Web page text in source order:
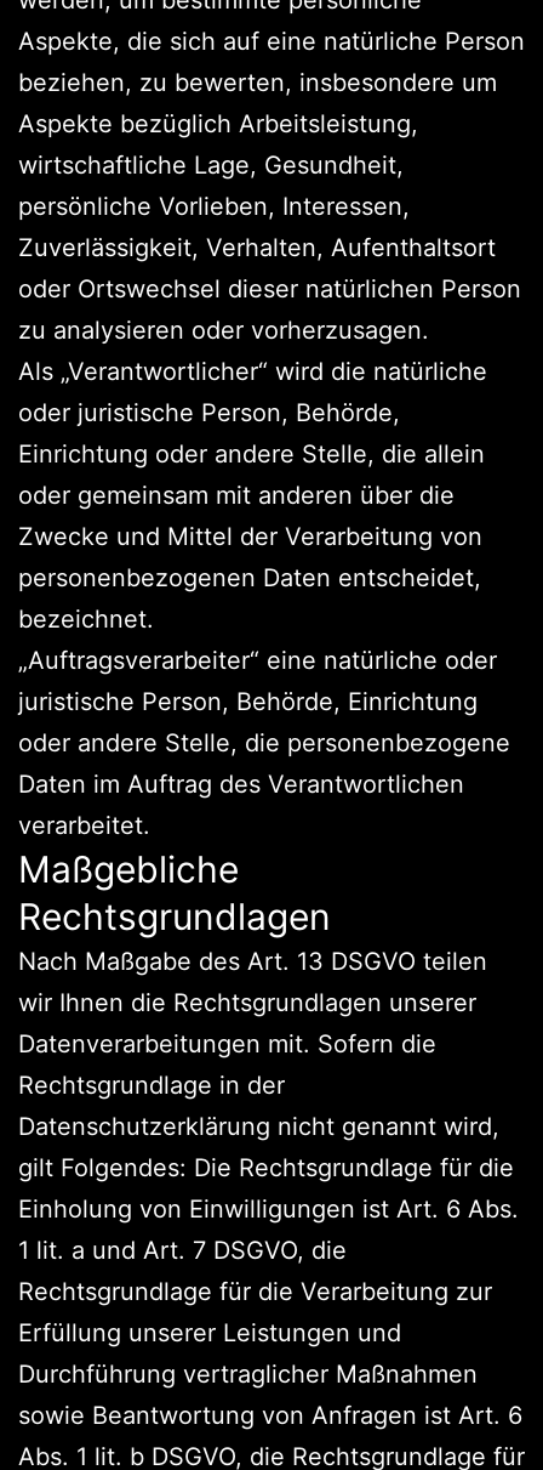
Aspekte, die sich auf eine natürliche Person
beziehen, zu bewerten, insbesondere um
Aspekte bezüglich Arbeitsleistung,
wirtschaftliche Lage, Gesundheit,
persönliche Vorlieben, Interessen,
Zuverlässigkeit, Verhalten, Aufenthaltsort
oder Ortswechsel dieser natürlichen Person
zu analysieren oder vorherzusagen.
Als „Verantwortlicher“ wird die natürliche
oder juristische Person, Behörde,
Einrichtung oder andere Stelle, die allein
oder gemeinsam mit anderen über die
Zwecke und Mittel der Verarbeitung von
personenbezogenen Daten entscheidet,
bezeichnet.
„Auftragsverarbeiter“ eine natürliche oder
juristische Person, Behörde, Einrichtung
oder andere Stelle, die personenbezogene
Daten im Auftrag des Verantwortlichen
verarbeitet.
Maßgebliche
Rechtsgrundlagen
Nach Maßgabe des Art. 13 DSGVO teilen
wir Ihnen die Rechtsgrundlagen unserer
Datenverarbeitungen mit. Sofern die
Rechtsgrundlage in der
Datenschutzerklärung nicht genannt wird,
gilt Folgendes: Die Rechtsgrundlage für die
Einholung von Einwilligungen ist Art. 6 Abs.
1 lit. a und Art. 7 DSGVO, die
Rechtsgrundlage für die Verarbeitung zur
Erfüllung unserer Leistungen und
Durchführung vertraglicher Maßnahmen
sowie Beantwortung von Anfragen ist Art. 6
Abs. 1 lit. b DSGVO, die Rechtsgrundlage für